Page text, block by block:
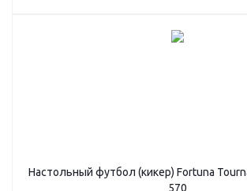
Настольный футбол (кикер) Fortuna
570